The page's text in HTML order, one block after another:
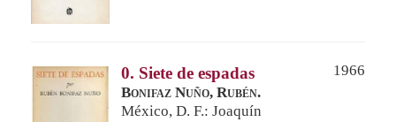
0. Siete de espadas
1966
Bonifaz Nuño, Rubén.
México, D. F.: Joaquín